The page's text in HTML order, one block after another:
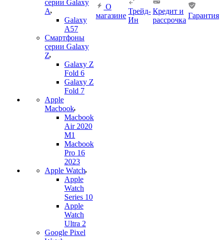
серии Galaxy
A
Galaxy
A57
Смартфоны
серии Galaxy
Z
Galaxy Z
Fold 6
Galaxy Z
Fold 7
Apple
Macbook
Macbook
Air 2020
M1
Macbook
Pro 16
2023
Apple Watch
Apple
Watch
Series 10
Apple
Watch
Ultra 2
Google Pixel
О
магазине
Трейд-
Ин
Кредит и
рассрочка
Гарантия